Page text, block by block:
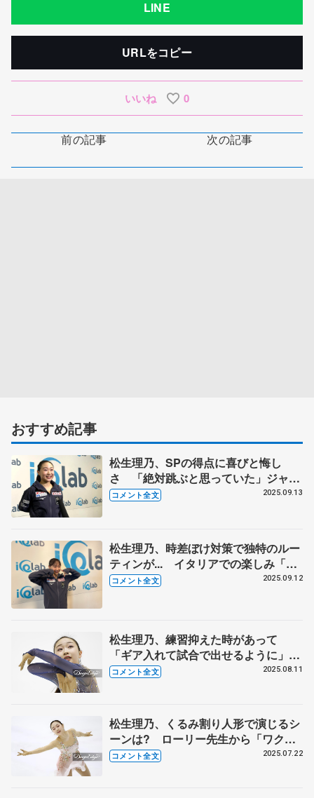
LINE
URLをコピー
いいね 0
前の記事 次の記事
おすすめ記事
松生理乃、SPの得点に喜びと悔し
さ 「絶対跳ぶと思っていた」ジャン
プでミス【ロンバルディア杯・女子
コメント全文 2025.09.13
松生理乃、時差ぼけ対策で独特のルー
ティンが... イタリアでの楽しみ「み
んなで行こうって」 【ロンバルディ
コメント全文 2025.09.12
松生理乃、練習抑えた時があって
「ギア入れて試合で出せるように」
【サマーカップ女子SP後】
コメント全文 2025.08.11
松生理乃、くるみ割り人形で演じるシ
ーンは? ローリー先生から「ワクワ
クした気持ちで滑って」（女子フリー
コメント全文 2025.07.22